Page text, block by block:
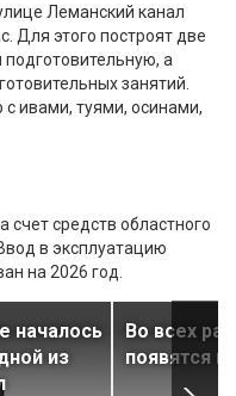
Леманский канал
Для этого построят две
а
занятий.
ивами, туями, осинами,
счет средств областного
в эксплуатацию
на 2026 год.
началось
из
Во всех
появятся